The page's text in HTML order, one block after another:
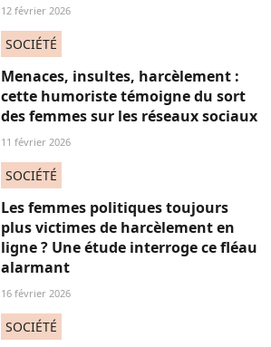
12 février 2026
SOCIÉTÉ
Menaces, insultes, harcèlement :
cette humoriste témoigne du sort
des femmes sur les réseaux sociaux
11 février 2026
SOCIÉTÉ
Les femmes politiques toujours
plus victimes de harcèlement en
ligne ? Une étude interroge ce fléau
alarmant
16 février 2026
SOCIÉTÉ